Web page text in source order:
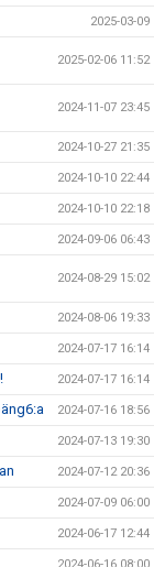
2025-03-09
2025-02-06 11:52
2024-11-07 23:45
2024-10-27 21:35
2024-10-10 22:44
2024-10-10 22:18
2024-09-06 06:43
2024-08-29 15:02
2024-08-06 19:33
2024-07-17 16:14
2024-07-17 16:14
2024-07-16 18:56
2024-07-13 19:30
2024-07-12 20:36
2024-07-09 06:00
2024-06-17 12:44